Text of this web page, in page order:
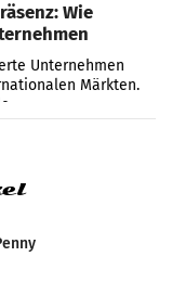
Wie
Unternehmen
Märkten.
untersucht die